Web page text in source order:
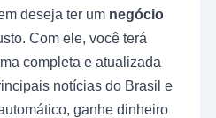
deseja ter um negócio
Com ele, você terá
completa e atualizada
notícias do Brasil e
ganhe dinheiro